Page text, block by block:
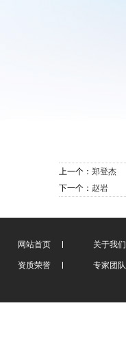
上一个： 郑登杰
下一个： 赵岩
网站首页 关于我们
资质荣誉 专家团队